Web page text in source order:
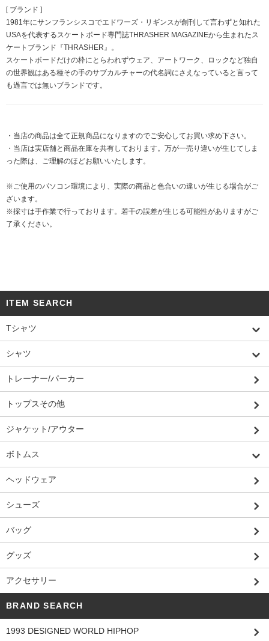
[ ブランド ]
1981年にサンフランシスコでエドワーズ・リギンスが創刊して言わずと知れた
USAを代表するスケートボード専門誌THRASHER MAGAZINEから生まれたス
ケートブランド『THRASHER』。
スケートボードだけの枠にとらわれずウェア、アートワーク、ロックなど独自
の世界観はある種その手のサブカルチャーの代名詞にさえなっていると言って
も過言では無いブランドです。
・当店の商品は全て正規商品になりますのでご安心してお買い求め下さい。
・当店は実店舗と商品在庫を共有しております。万が一売り違いが生じてしま
った際は、ご理解のほどお願いいたします。
※ご使用のパソコン環境により、実際の商品と色合いの違いが生じる場合がご
ざいます。
※採寸は手作業で行っております。若干の誤差が生じる可能性がありますがご
了承ください。
ITEM SEARCH
Tシャツ
シャツ
トレーナー/パーカー
トップスその他
ジャケット/アウター
ボトムス
ヘッドウェア
シューズ
バッグ
グッズ
アクセサリー
BRAND SEARCH
1993 DESIGNED WORLD HIPHOP